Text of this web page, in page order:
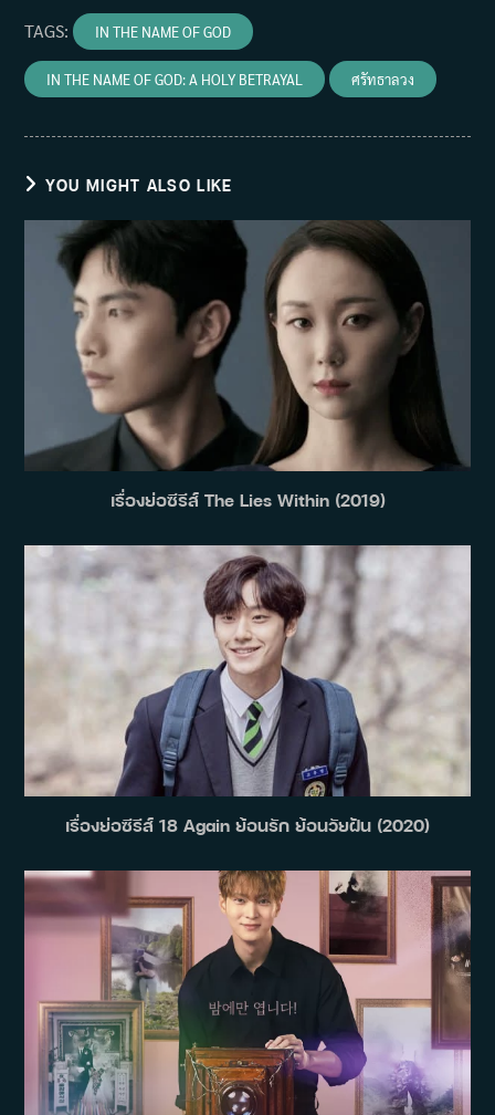
TAGS: IN THE NAME OF GOD
IN THE NAME OF GOD: A HOLY BETRAYAL ศรัทธาลวง
YOU MIGHT ALSO LIKE
เรื่องย่อซีรีส์ The Lies Within (2019)
เรื่องย่อซีรีส์ 18 Again ย้อนรัก ย้อนวัยฝัน (2020)